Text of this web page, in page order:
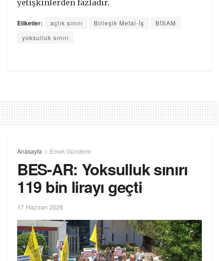
yetişkinlerden fazladır.
Etiketler: açlık sınırı Birleşik Metal-İş
BİSAM
yoksulluk sınırı
Anasayfa Emek Gündemi
BES-AR: Yoksulluk sınırı
119 bin lirayı geçti
17 Haziran 2026